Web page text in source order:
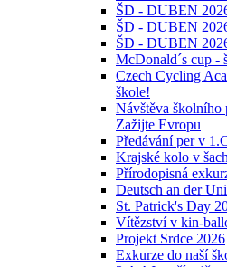
ŠD - DUBEN
ŠD - DUBEN
ŠD - DUBEN
McDonald´s cup -
Czech Cycling
škole!
Návštěva školního
Zažijte Evropu
Předávání per v
Krajské kolo v
Přírodopisná
Deutsch an der
St. Patrick's Day
Vítězství v kin-
Projekt Srdce 2026
Exkurze do naší